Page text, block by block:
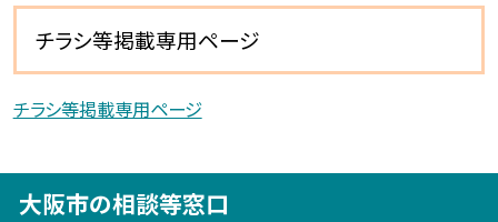
チラシ等掲載専用ページ
チラシ等掲載専用ページ
大阪市の相談等窓口